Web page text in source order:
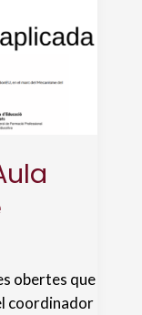
obertes que
coordinador